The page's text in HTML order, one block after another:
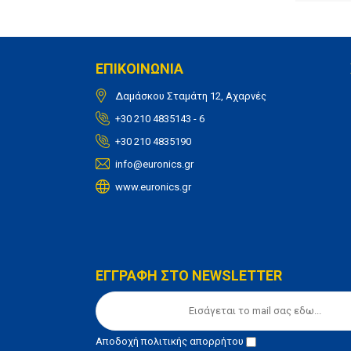
ΕΠΙΚΟΙΝΩΝΙΑ
Δαμάσκου Σταμάτη 12, Αχαρνές
+30 210 4835143 - 6
+30 210 4835190
info@euronics.gr
www.euronics.gr
ΕΓΓΡΑΦΗ ΣΤΟ NEWSLETTER
Αποδοχήπολιτικής απορρήτου